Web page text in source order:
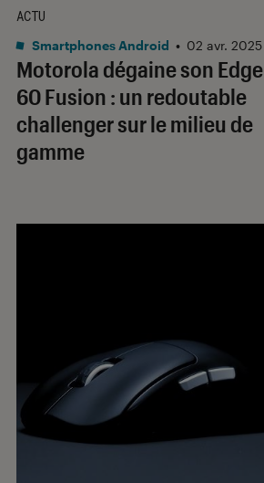
Motorola dégaine son Edge
60 Fusion : un redoutable
challenger sur le milieu de
gamme
ACTU
Smartphones Android • 02 avr. 2025